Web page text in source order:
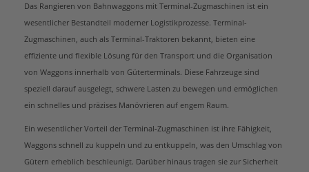
Das Rangieren von Bahnwaggons mit Terminal-Zugmaschinen ist ein
wesentlicher Bestandteil moderner Logistikprozesse. Terminal-
Zugmaschinen, auch als Terminal-Traktoren bekannt, bieten eine
effiziente und flexible Lösung für den Transport und die Organisation
von Waggons innerhalb von Güterterminals. Diese Fahrzeuge sind
speziell darauf ausgelegt, schwere Lasten zu bewegen und ermöglichen
ein schnelles und präzises Manövrieren auf engem Raum.
Ein wesentlicher Vorteil der Terminal-Zugmaschinen ist ihre Fähigkeit,
Waggons schnell zu kuppeln und zu entkuppeln, was den Umschlag von
Gütern erheblich beschleunigt. Darüber hinaus tragen sie zur Sicherheit